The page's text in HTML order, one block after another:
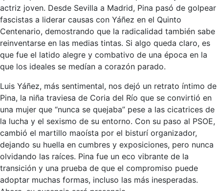
actriz joven. Desde Sevilla a Madrid, Pina pasó de golpear
fascistas a liderar causas con Yáñez en el Quinto
Centenario, demostrando que la radicalidad también sabe
reinventarse en las medias tintas. Si algo queda claro, es
que fue el latido alegre y combativo de una época en la
que los ideales se medían a corazón parado.
Luis Yáñez, más sentimental, nos dejó un retrato íntimo de
Pina, la niña traviesa de Coria del Río que se convirtió en
una mujer que “nunca se quejaba” pese a las cicatrices de
la lucha y el sexismo de su entorno. Con su paso al PSOE,
cambió el martillo maoísta por el bisturí organizador,
dejando su huella en cumbres y exposiciones, pero nunca
olvidando las raíces. Pina fue un eco vibrante de la
transición y una prueba de que el compromiso puede
adoptar muchas formas, incluso las más inesperadas.